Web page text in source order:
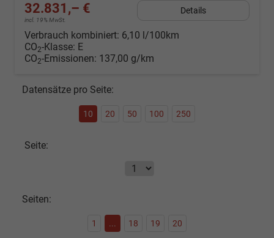
32.831,– €
incl. 19% MwSt.
Details
Verbrauch kombiniert: 6,10 l/100km
CO2-Klasse: E
CO2-Emissionen: 137,00 g/km
Datensätze pro Seite:
10 20 50 100 250
Seite:
Seiten:
1 ... 18 19 20